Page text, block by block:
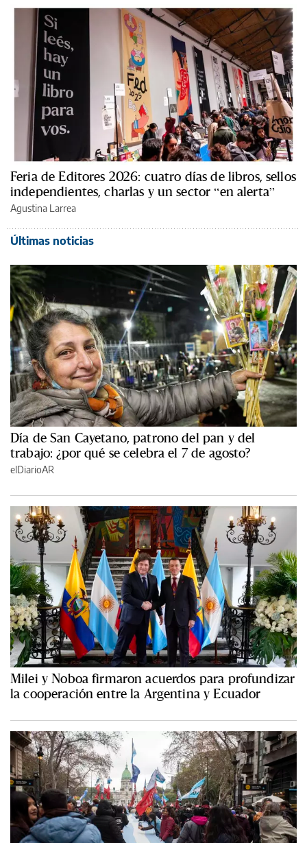
Feria de Editores 2026: cuatro días de libros, sellos
independientes, charlas y un sector “en alerta”
Agustina Larrea
Últimas noticias
Día de San Cayetano, patrono del pan y del
trabajo: ¿por qué se celebra el 7 de agosto?
elDiarioAR
Milei y Noboa firmaron acuerdos para profundizar
la cooperación entre la Argentina y Ecuador